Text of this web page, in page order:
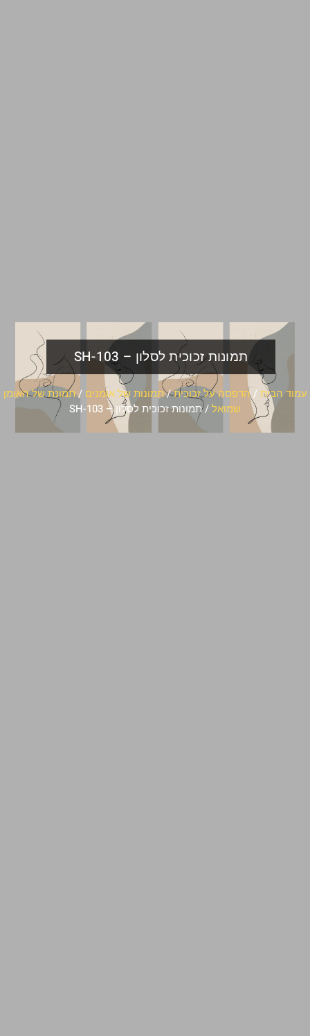
תמונות זכוכית לסלון – SH-103
עמוד הבית /הדפסה על זכוכית/תמונות של אומנים /תמונת של האומן
שמואל/ תמונות זכוכית לסלון – SH-103